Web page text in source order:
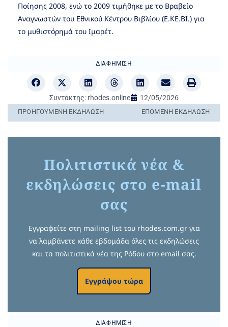
Ποίησης 2008, ενώ το 2009 τιμήθηκε με το Βραβείο
Αναγνωστών του Εθνικού Κέντρου Βιβλίου (Ε.ΚΕ.ΒΙ.) για
το μυθιστόρημά του Ιμαρέτ.
ΔΙΑΦΉΜΙΣΗ
Συντάκτης: rhodes.online 12/05/2026
ΠΡΟΗΓΟΎΜΕΝΗ ΕΚΔΉΛΩΣΗ ΕΠΌΜΕΝΗ ΕΚΔΉΛΩΣΗ
Πολιτιστικά νέα &
εκδηλώσεις στο e-mail
σας
Εγγραφείτε στη mailing list του rhodes.com.gr για
να λαμβάνετε κάθε εβδομάδα όλες τις εκδηλώσεις
και τα πολιτιστικά νέα της Ρόδου στο email σας.
Εγγράψου τώρα
ΔΙΑΦΉΜΙΣΗ